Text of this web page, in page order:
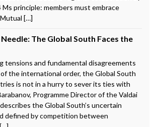
principle: members must embrace
[…]
The Global South Faces the
tensions and fundamental disagreements
the international order, the Global South
is not in a hurry to sever its ties with
Programme Director of the Valdai
the Global South’s uncertain
defined by competition between